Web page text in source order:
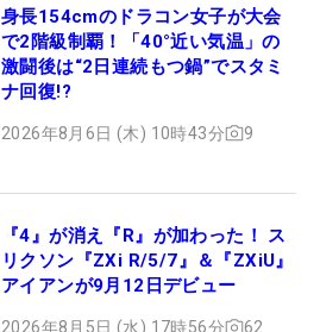
身長154cmのドラコン女子が大会
で2階級制覇！「40°近い気温」の
激闘後は“2日連続もつ鍋”でスタミ
ナ回復!?
2026年8月6日 (木) 10時43分 9
『4』が消え『R』が加わった！ ス
リクソン『ZXi R/5/7』＆『ZXiU』
アイアンが9月12日デビュー
2026年8月5日 (水) 17時56分 62